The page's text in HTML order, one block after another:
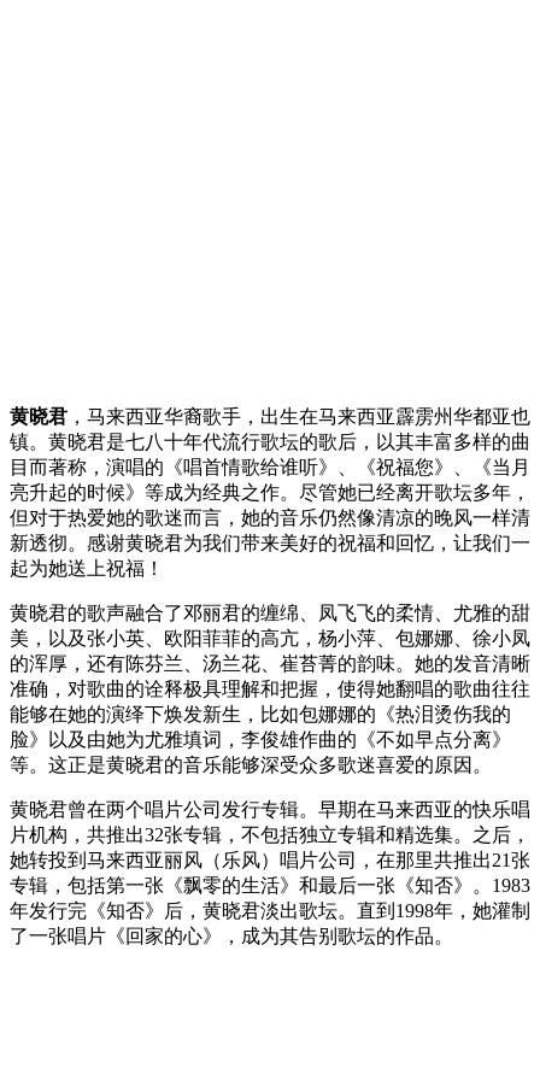
黄晓君 ，马来西亚华裔歌手，出生在马来西亚霹雳州华都亚也
镇。黄晓君是七八十年代流行歌坛的歌后，以其丰富多样的曲
目而著称，演唱的《唱首情歌给谁听》、《祝福您》、《当月
亮升起的时候》等成为经典之作。尽管她已经离开歌坛多年，
但对于热爱她的歌迷而言，她的音乐仍然像清凉的晚风一样清
新透彻。感谢黄晓君为我们带来美好的祝福和回忆，让我们一
起为她送上祝福！
黄晓君的歌声融合了邓丽君的缠绵、凤飞飞的柔情、尤雅的甜
美，以及张小英、欧阳菲菲的高亢，杨小萍、包娜娜、徐小凤
的浑厚，还有陈芬兰、汤兰花、崔苔菁的韵味。她的发音清晰
准确，对歌曲的诠释极具理解和把握，使得她翻唱的歌曲往往
能够在她的演绎下焕发新生，比如包娜娜的《热泪烫伤我的
脸》以及由她为尤雅填词，李俊雄作曲的《不如早点分离》
等。这正是黄晓君的音乐能够深受众多歌迷喜爱的原因。
黄晓君曾在两个唱片公司发行专辑。早期在马来西亚的快乐唱
片机构，共推出32张专辑，不包括独立专辑和精选集。之后，
她转投到马来西亚丽风（乐风）唱片公司，在那里共推出21张
专辑，包括第一张《飘零的生活》和最后一张《知否》。1983
年发行完《知否》后，黄晓君淡出歌坛。直到1998年，她灌制
了一张唱片《回家的心》，成为其告别歌坛的作品。